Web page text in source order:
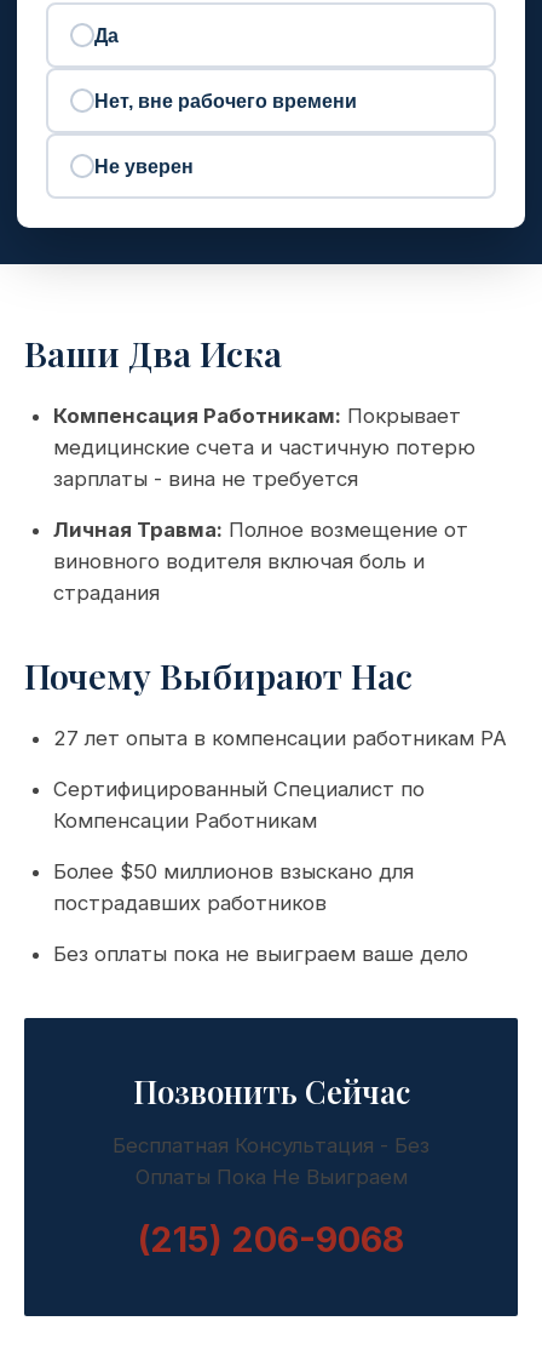
Да
Нет, вне рабочего времени
Не уверен
Ваши Два Иска
Компенсация Работникам: Покрывает
медицинские счета и частичную потерю
зарплаты - вина не требуется
Личная Травма: Полное возмещение от
виновного водителя включая боль и
страдания
Почему Выбирают Нас
27 лет опыта в компенсации работникам PA
Сертифицированный Специалист по
Компенсации Работникам
Более $50 миллионов взыскано для
пострадавших работников
Без оплаты пока не выиграем ваше дело
Позвонить Сейчас
Бесплатная Консультация - Без
Оплаты Пока Не Выиграем
(215) 206-9068